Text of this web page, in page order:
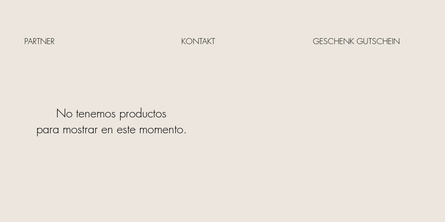
PARTNER KONTAKT GESCHENK GUTSCHEIN
No tenemos productos
para mostrar en este momento.